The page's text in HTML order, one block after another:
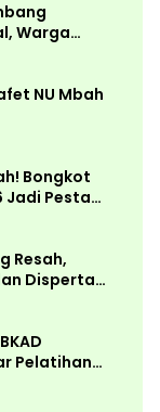
Warga
NU Mbah
Bongkot
Jadi Pesta
Resah,
Disperta
Pelatihan